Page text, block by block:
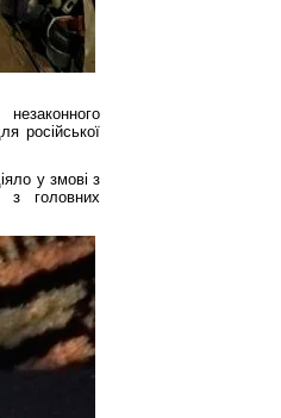
російської
у змові з
з головних